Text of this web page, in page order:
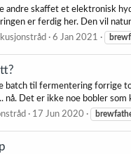
andre skaffet et elektronisk
er ferdig her. Den vil
6 Jan 2021
batch til fermentering forrige
nå. Det er ikke noe bobler
17 Jun 2020